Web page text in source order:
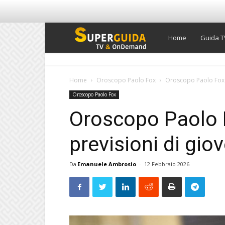
Super
Home Guida
Home Oroscopo Paolo Fox Oroscopo Paolo
Oroscopo Paolo Fox
Oroscopo Paolo
previsioni di
Da Emanuele Ambrosio - 12 Febbraio 2026